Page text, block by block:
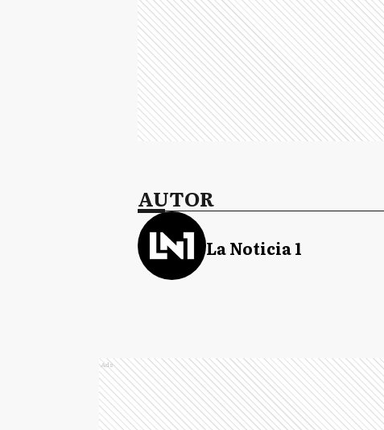
AUTOR
La Noticia 1
Ads